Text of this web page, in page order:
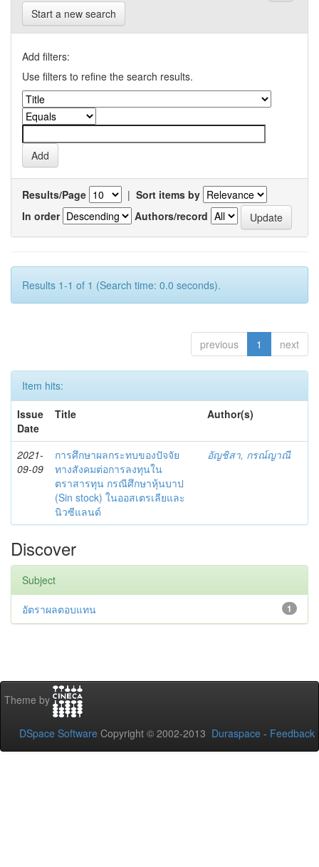
Start a new search
Add filters:
Use filters to refine the search results.
Results/Page | Sort items by
In order
Authors/record
Results 1-1 of 1 (Search time: 0.0 seconds).
previous 1 next
Item hits:
Issue
Date
Title Author(s)
2021-
09-09
การศึกษาผลกระทบของปัจจัย
ทางสังคมต่อการลงทุนใน
ตราสารทุน กรณีศึกษาหุ้นบาป
(Sin stock) ในออสเตรเลียและ
นิวซีแลนด์
อัญชิสา, กรณ์ญาณี
Discover
Subject
1
อัตราผลตอบแทน
Theme by
DSpace Software Copyright © 2002-2013 Duraspace - Feedback